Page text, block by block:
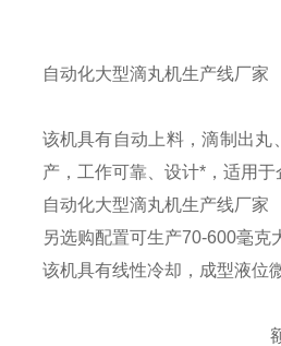
自动化大型滴丸机生产线厂家
该机具有自动上料，滴制出
产，工作可靠、设计*，适用
自动化大型滴丸机生产线厂家
另选购配置可生产70-600毫克
该机具有线性冷却，成型液位